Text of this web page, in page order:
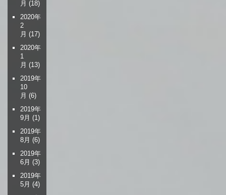
月 (18)
2020年
2
月 (17)
2020年
1
月 (13)
2019年
10
月 (6)
2019年
9月 (1)
2019年
8月 (6)
2019年
6月 (3)
2019年
5月 (4)